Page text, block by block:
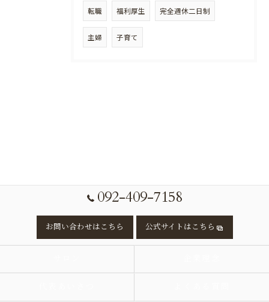
転職 福利厚生 完全週休二日制
主婦 子育て
092-409-7158
お問い合わせはこちら 公式サイトはこちら